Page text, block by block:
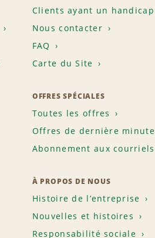
Clients ayant un handicap
Nous contacter
FAQ
Carte du Site
OFFRES SPÉCIALES
Toutes les offres
Offres de dernière minute
Abonnement aux courriels
À PROPOS DE NOUS
Histoire de l’entreprise
Nouvelles et histoires
Responsabilité sociale